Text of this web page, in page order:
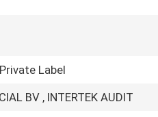
Label
BV , INTERTEK AUDIT